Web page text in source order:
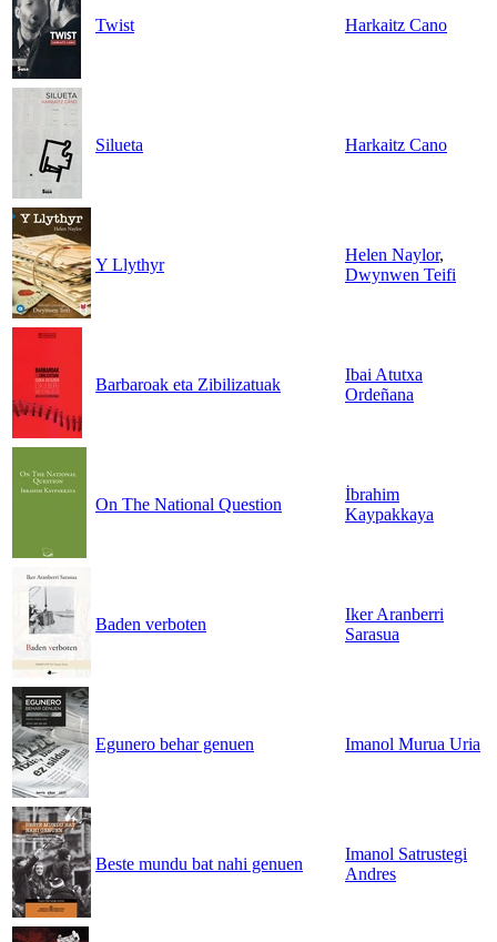
Twist Harkaitz Cano
Silueta Harkaitz Cano
Y Llythyr
Helen Naylor,
Dwynwen Teifi
Barbaroak eta Zibilizatuak
Ibai Atutxa
Ordeñana
On The National Question
İbrahim
Kaypakkaya
Baden verboten
Iker Aranberri
Sarasua
Egunero behar genuen Imanol Murua Uria
Beste mundu bat nahi genuen
Imanol Satrustegi
Andres